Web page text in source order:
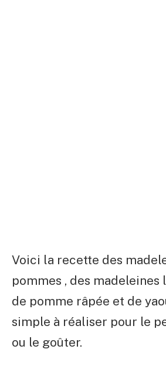
Voici la recette des
pommes , des madeleines
de pomme râpée et de
simple à réaliser pour le
ou le goûter.